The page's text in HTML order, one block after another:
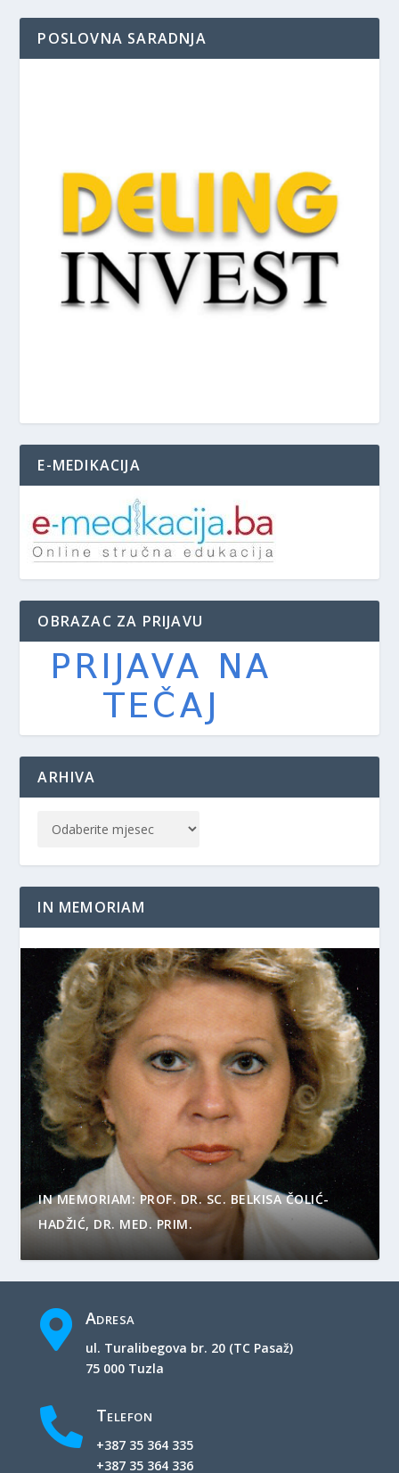
POSLOVNA SARADNJA
E-MEDIKACIJA
OBRAZAC ZA PRIJAVU
ARHIVA
IN MEMORIAM
IN MEMORIAM: PROF. DR. SC. BELKISA ČOLIĆ-
HADŽIĆ, DR. MED. PRIM.
 Adresa
ul. Turalibegova br. 20 (TC Pasaž)
75 000 Tuzla
 Telefon
+387 35 364 335
+387 35 364 336